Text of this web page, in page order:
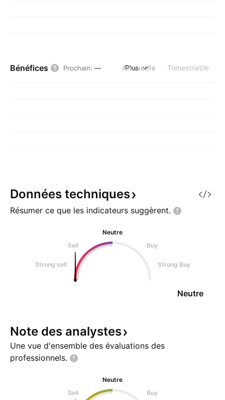
Bénéfices Prochain: — Annuel/le Trimestriel/le
Plus
Données techniques
Résumer ce que les indicateurs suggèrent.
Neutre
Sell
Buy
Strong sell Strong Buy
Neutre
Note des analystes
Une vue d'ensemble des évaluations des
professionnels.
Neutre
Sell
Buy